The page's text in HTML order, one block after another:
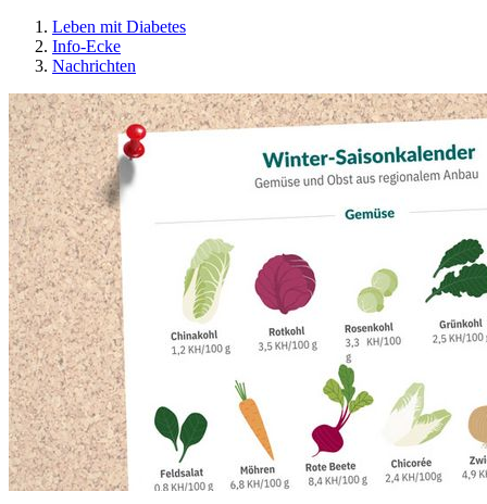
Leben mit Diabetes
Info-Ecke
Nachrichten